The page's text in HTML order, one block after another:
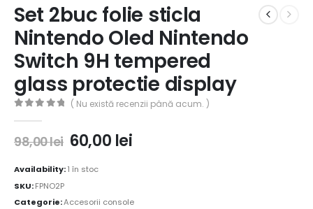
Set 2buc folie sticla
Nintendo Oled Nintendo
Switch 9H tempered
glass protectie display
( Nu există recenzii până acum. )
98,00lei 60,00 lei
Availability:1 în stoc
SKU:FPNO2P
Categorie:Accesorii console